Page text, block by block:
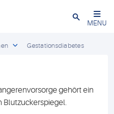
Schließen
MENU
Gestationsdiabetes
gehört ein
Blutzuckerspiegel.